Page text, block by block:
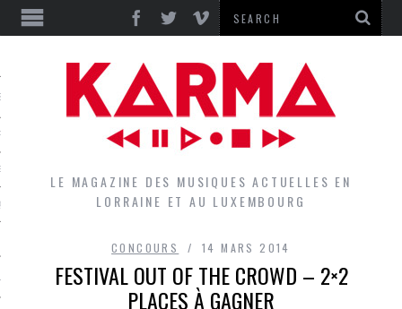
LE MAGAZINE DES MUSIQUES ACTUELLES EN
LORRAINE ET AU LUXEMBOURG
CONCOURS 14 MARS 2014
FESTIVAL OUT OF THE CROWD – 2×2
PLACES À GAGNER